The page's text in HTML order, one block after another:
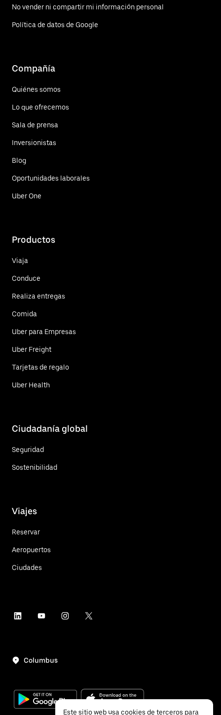
No vender ni compartir mi información personal
Política de datos de Google
Compañía
Quiénes somos
Lo que ofrecemos
Sala de prensa
Inversionistas
Blog
Oportunidades laborales
Uber One
Productos
Viaja
Conduce
Realiza entregas
Comida
Uber para Empresas
Uber Freight
Tarjetas de regalo
Uber Health
Ciudadanía global
Seguridad
Sostenibilidad
Viajes
Reservar
Aeropuertos
Ciudades
Columbus
Este sitio web usa cookies de terceros para